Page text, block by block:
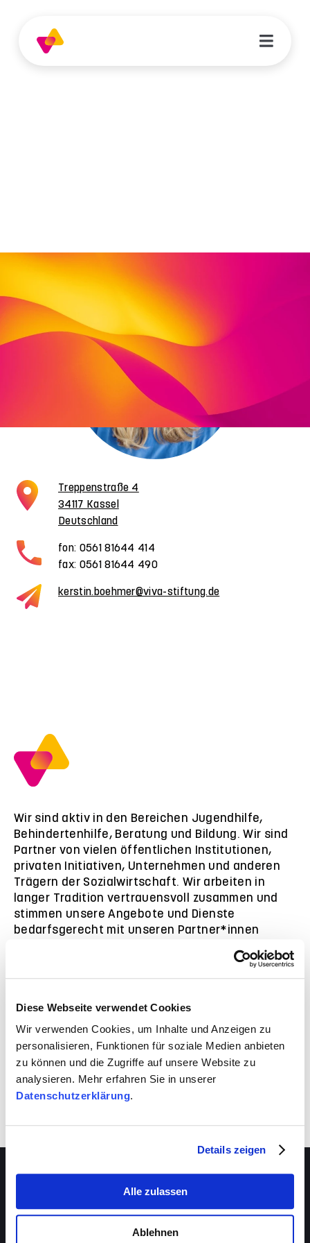
Diese Webseite verwendet Cookies
Wir verwenden Cookies, um Inhalte und Anzeigen zu
personalisieren, Funktionen für soziale Medien anbieten
zu können und die Zugriffe auf unsere Website zu
analysieren. Mehr erfahren Sie in unserer
Datenschutzerklärung.
Details zeigen
Alle zulassen
Ablehnen
Treppenstraße 4
34117 Kassel
Deutschland
fon: 0561 81644 414
fax: 0561 81644 490
kerstin.boehmer@viva-stiftung.de
Wir sind aktiv in den Bereichen Jugendhilfe,
Behindertenhilfe, Beratung und Bildung. Wir sind
Partner von vielen öffentlichen Institutionen,
privaten Initiativen, Unternehmen und anderen
Trägern der Sozialwirtschaft. Wir arbeiten in
langer Tradition vertrauensvoll zusammen und
stimmen unsere Angebote und Dienste
bedarfsgerecht mit unseren Partner*innen
VIVA schafft auch für dich Entwicklungsräume.